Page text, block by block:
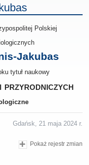
Polskiej
Jakubas
tytuł naukowy
przyrodniczych
Gdańsk, 21 maja 2024 r.
Pokaż rejestr zmian